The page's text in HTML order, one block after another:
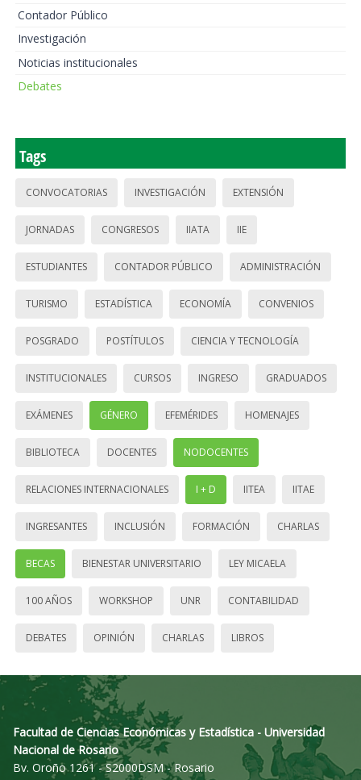
Contador Público
Investigación
Noticias institucionales
Debates
Tags
CONVOCATORIAS INVESTIGACIÓN EXTENSIÓN
JORNADAS CONGRESOS IIATA IIE
ESTUDIANTES CONTADOR PÚBLICO ADMINISTRACIÓN
TURISMO ESTADÍSTICA ECONOMÍA CONVENIOS
POSGRADO POSTÍTULOS CIENCIA Y TECNOLOGÍA
INSTITUCIONALES CURSOS INGRESO GRADUADOS
EXÁMENES GÉNERO EFEMÉRIDES HOMENAJES
BIBLIOTECA DOCENTES NODOCENTES
RELACIONES INTERNACIONALES I + D IITEA IITAE
INGRESANTES INCLUSIÓN FORMACIÓN CHARLAS
BECAS BIENESTAR UNIVERSITARIO LEY MICAELA
100 AÑOS WORKSHOP UNR CONTABILIDAD
DEBATES OPINIÓN CHARLAS LIBROS
Facultad de Ciencias Económicas y Estadística - Universidad
Nacional de Rosario
Bv. Oroño 1261 - S2000DSM - Rosario